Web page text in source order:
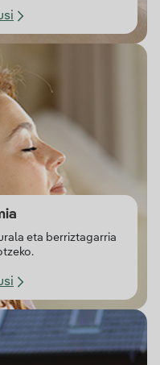
eta berriztagarria